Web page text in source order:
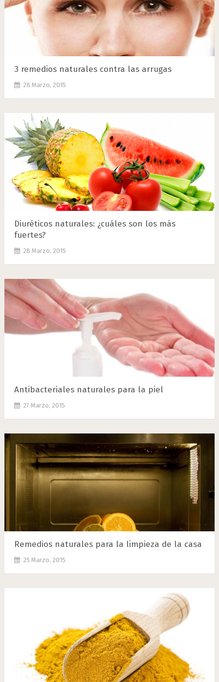
3 remedios naturales contra las arrugas
28 Marzo, 2015
Diuréticos naturales: ¿cuáles son los más
fuertes?
28 Marzo, 2015
Antibacteriales naturales para la piel
27 Marzo, 2015
Remedios naturales para la limpieza de la casa
25 Marzo, 2015